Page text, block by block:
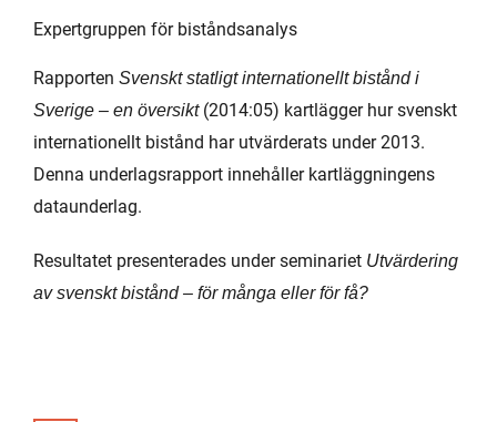
Expertgruppen för biståndsanalys
Rapporten Svenskt statligt internationellt bistånd i
Sverige – en översikt (2014:05) kartlägger hur svenskt
internationellt bistånd har utvärderats under 2013.
Denna underlagsrapport innehåller kartläggningens
dataunderlag.
Resultatet presenterades under seminariet Utvärdering
av svenskt bistånd – för många eller för få?